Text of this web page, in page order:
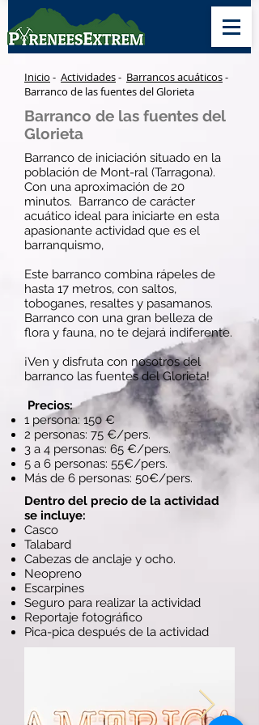
Inicio - Actividades- Barrancos acuáticos-
Barranco de las fuentes del Glorieta
Barranco de las fuentes del
Glorieta
Barranco de iniciación situado en la
población de Mont-ral (Tarragona).
Con una aproximación de 20
minutos. Barranco de carácter
acuático ideal para iniciarte en esta
apasionante actividad que es el
barranquismo,
Este barranco combina rápeles de
hasta 17 metros, con saltos,
toboganes, resaltes y pasamanos.
Barranco con una gran belleza de
flora y fauna, no te dejará indiferente.
¡Ven y disfruta con nosotros del
barranco las fuentes del Glorieta!
Precios:
1 persona: 150 €
2 personas: 75 €/pers.
3 a 4 personas: 65 €/pers.
5 a 6 personas: 55€/pers.
Más de 6 personas: 50€/pers.
Dentro del precio de la actividad
se incluye:
Casco
Talabard
Cabezas de anclaje y ocho.
Neopreno
Escarpines
Seguro para realizar la actividad
Reportaje fotográfico
Pica-pica después de la actividad